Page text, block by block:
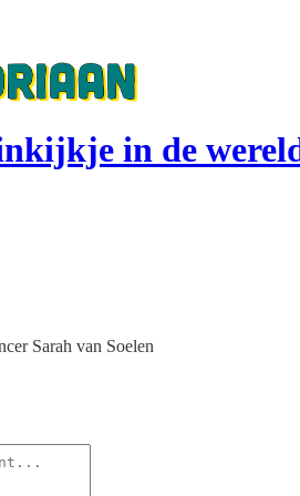
in de
Sarah van Soelen